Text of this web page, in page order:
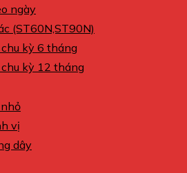
ngày
(ST60N,ST90N)
chu kỳ 6 tháng
chu kỳ 12 tháng
vị
dây